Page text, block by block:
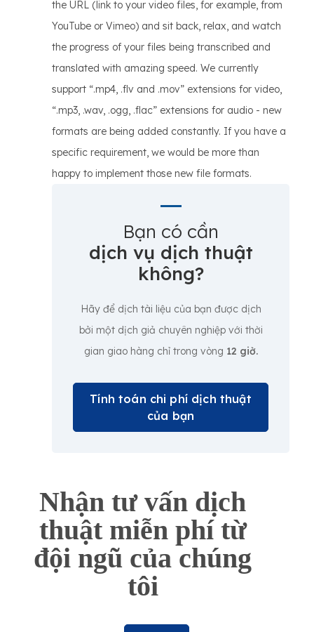
the URL (link to your video files, for example, from
YouTube or Vimeo) and sit back, relax, and watch
the progress of your files being transcribed and
translated with amazing speed. We currently
support “.mp4, .flv and .mov” extensions for video,
“.mp3, .wav, .ogg, .flac” extensions for audio - new
formats are being added constantly. If you have a
specific requirement, we would be more than
happy to implement those new file formats.
Bạn có cần
dịch vụ dịch thuật
không?
Hãy để dịch tài liệu của bạn được dịch
bởi một dịch giả chuyên nghiệp với thời
gian giao hàng chỉ trong vòng 12 giờ.
Tính toán chi phí dịch thuật
của bạn
Nhận tư vấn dịch
thuật miễn phí từ
đội ngũ của chúng
tôi